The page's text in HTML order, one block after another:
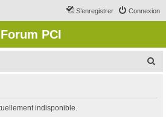
Connexion
S’enregistrer
Forum PCI
indisponible.